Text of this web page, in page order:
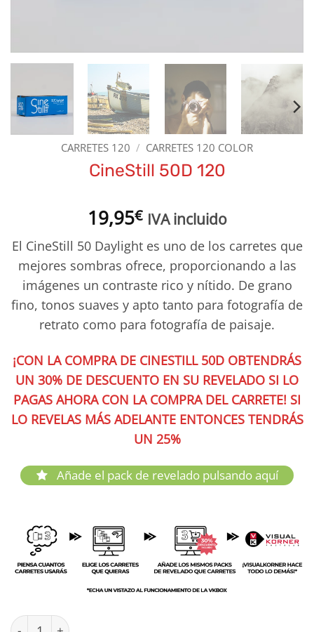
CARRETES 120 / CARRETES 120 COLOR
CineStill 50D 120
19,95€ IVA incluido
El CineStill 50 Daylight es uno de los carretes que
mejores sombras ofrece, proporcionando a las
imágenes un contraste rico y nítido. De grano
fino, tonos suaves y apto tanto para fotografía de
retrato como para fotografía de paisaje.
¡CON LA COMPRA DE CINESTILL 50D OBTENDRÁS
UN 30% DE DESCUENTO EN SU REVELADO SI LO
PAGAS AHORA CON LA COMPRA DEL CARRETE! SI
LO REVELAS MÁS ADELANTE ENTONCES TENDRÁS
UN 25%
Añade el pack de revelado pulsando aquí
CineStill 50D 120 cantidad